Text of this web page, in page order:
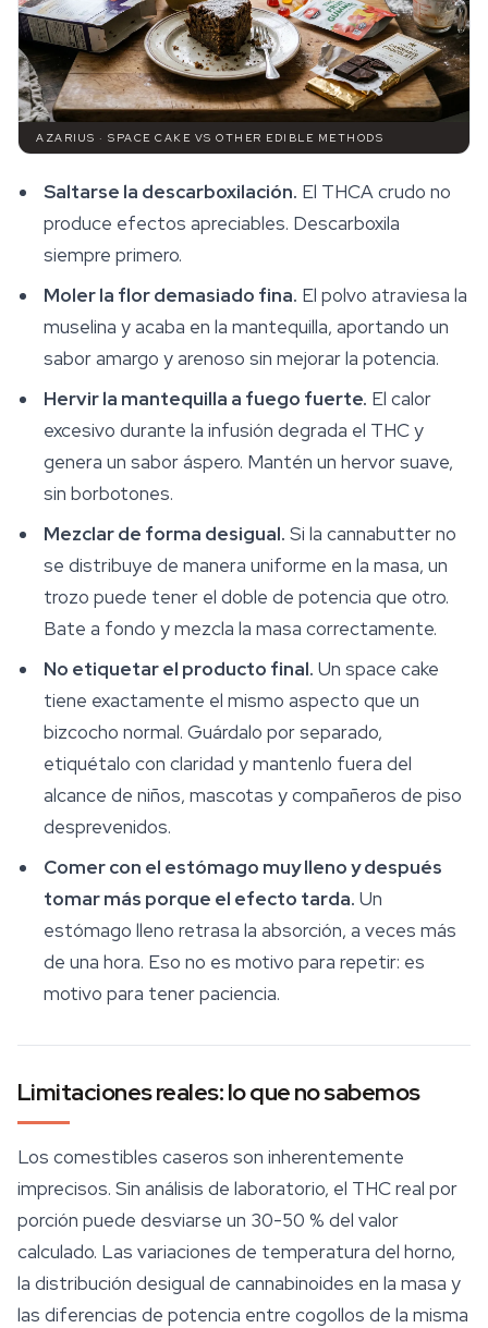
AZARIUS · SPACE CAKE VS OTHER EDIBLE METHODS
Saltarse la descarboxilación. El THCA crudo no
produce efectos apreciables. Descarboxila
siempre primero.
Moler la flor demasiado fina. El polvo atraviesa la
muselina y acaba en la mantequilla, aportando un
sabor amargo y arenoso sin mejorar la potencia.
Hervir la mantequilla a fuego fuerte. El calor
excesivo durante la infusión degrada el THC y
genera un sabor áspero. Mantén un hervor suave,
sin borbotones.
Mezclar de forma desigual. Si la cannabutter no
se distribuye de manera uniforme en la masa, un
trozo puede tener el doble de potencia que otro.
Bate a fondo y mezcla la masa correctamente.
No etiquetar el producto final. Un space cake
tiene exactamente el mismo aspecto que un
bizcocho normal. Guárdalo por separado,
etiquétalo con claridad y mantenlo fuera del
alcance de niños, mascotas y compañeros de piso
desprevenidos.
Comer con el estómago muy lleno y después
tomar más porque el efecto tarda. Un
estómago lleno retrasa la absorción, a veces más
de una hora. Eso no es motivo para repetir: es
motivo para tener paciencia.
Limitaciones reales: lo que no sabemos
Los comestibles caseros son inherentemente
imprecisos. Sin análisis de laboratorio, el THC real por
porción puede desviarse un 30-50 % del valor
calculado. Las variaciones de temperatura del horno,
la distribución desigual de cannabinoides en la masa y
las diferencias de potencia entre cogollos de la misma